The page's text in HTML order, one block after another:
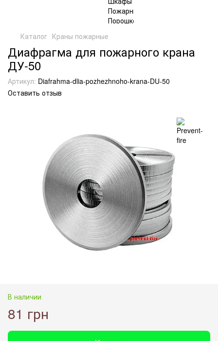
Каталог Краны пожарные
Диафрагма для пожарного крана
ДУ-50
Артикул: Diafrahma-dlia-pozhezhnoho-krana-DU-50
Оставить отзыв
В наличии
81 грн